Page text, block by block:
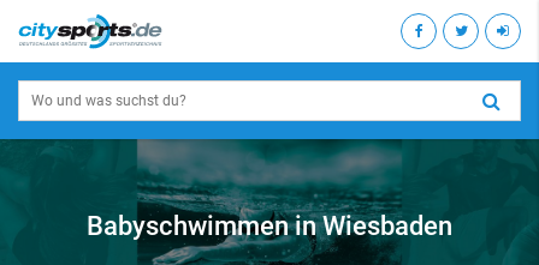
Babyschwimmen in Wiesbaden